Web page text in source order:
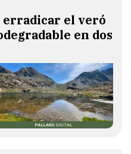
erradicar el veró
en dos